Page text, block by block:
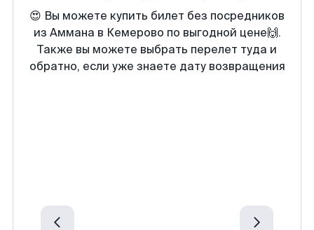
😍 Вы можете купить билет без посредников
из Аммана в Кемерово по выгодной цене🙌.
Также вы можете выбрать перелет туда и
обратно, если уже знаете дату возвращения